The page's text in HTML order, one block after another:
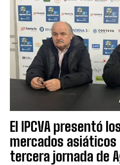
El IPCVA presentó
mercados
tercera jornada de